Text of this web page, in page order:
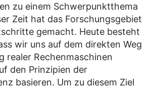
zu einem Schwerpunktthema
Zeit hat das Forschungsgebiet
gemacht. Heute besteht
wir uns auf dem direkten Weg
realer Rechenmaschinen
den Prinzipien der
basieren. Um zu diesem Ziel